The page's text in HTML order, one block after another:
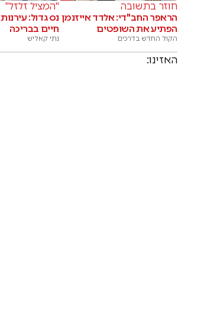
חוזר בתשובה
הראפר החב"די: אלדד אייזנמן
הפתיע את השופטים
הקול החדש בדרכים
"המציל זלזל"
נס גדול:
חיים בבריכה
נתי קאליש
האזינו: